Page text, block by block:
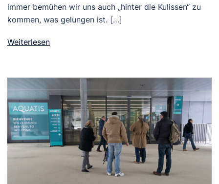
immer bemühen wir uns auch „hinter die Kulissen“ zu
kommen, was gelungen ist. […]
Weiterlesen